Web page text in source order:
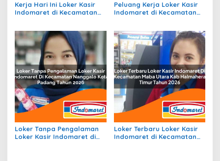
Kerja Hari Ini Loker Kasir
Indomaret di Kecamatan
Peluang Kerja Loker Kasir
Indomaret di Kecamatan
Loker Tanpa Pengalaman
Loker Kasir Indomaret di
Loker Terbaru Loker Kasir
Indomaret di Kecamatan